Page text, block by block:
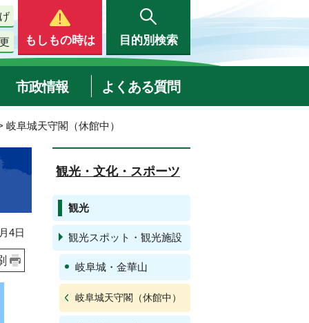
もしもの時は 目的別検索
市政情報 よくある質問
岐阜城天守閣（休館中）
4日
観光・文化・スポーツ
観光
観光スポット・観光施設
岐阜城・金華山
岐阜城天守閣（休館中）